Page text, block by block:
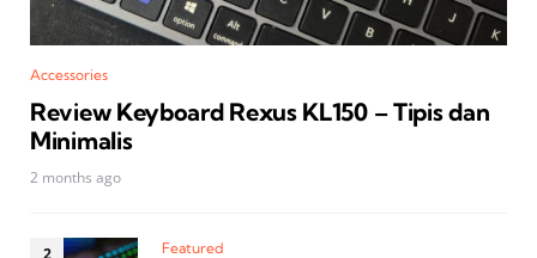
Accessories
Review Keyboard Rexus KL150 – Tipis dan
Minimalis
2 months ago
Featured